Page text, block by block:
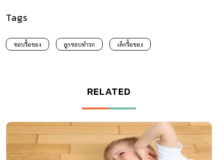
Tags
ชอบรื้อของ ลูกชอบทำรก เด็กรื้อของ
RELATED